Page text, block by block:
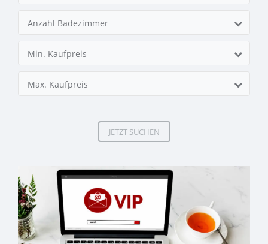
Anzahl Badezimmer
Min. Kaufpreis
Max. Kaufpreis
JETZT SUCHEN